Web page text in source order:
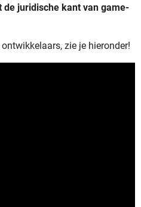
juridische kant van game-
zie je hieronder!